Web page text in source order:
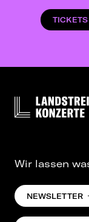
TICKETS
Wir lassen
NEWSLETTER